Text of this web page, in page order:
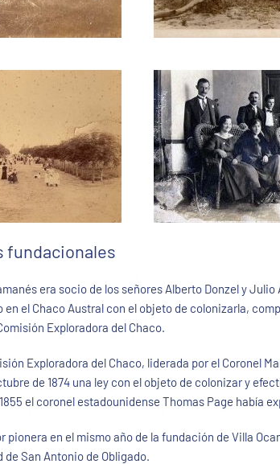
fundacionales
era socio de los señores Alberto Donzel y
el Chaco Austral con el objeto de colonizarla,
Exploradora del Chaco.
Exploradora del Chaco, liderada por el Coronel
de 1874 una ley con el objeto de colonizar y
el coronel estadounidense Thomas Page había
pionera en el mismo año de la fundación de Villa
de San Antonio de Obligado.